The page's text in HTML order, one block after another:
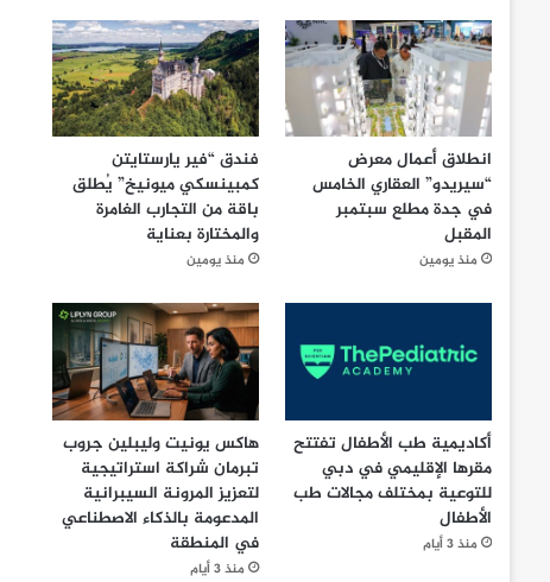
انطلاق أعمال معرض
“سيريدو” العقاري الخامس
في جدة مطلع سبتمبر
المقبل
منذ يومين
فندق “فير يارستايتن
كمبينسكي ميونيخ” يُطلق
باقة من التجارب الغامرة
والمختارة بعناية
منذ يومين
أكاديمية طب الأطفال تفتتح
مقرها الإقليمي في دبي
للتوعية بمختلف مجالات طب
الأطفال
منذ 3 أيام
هاكس يونيت وليبلين جروب
تبرمان شراكة استراتيجية
لتعزيز المرونة السيبرانية
المدعومة بالذكاء الاصطناعي
في المنطقة
منذ 3 أيام